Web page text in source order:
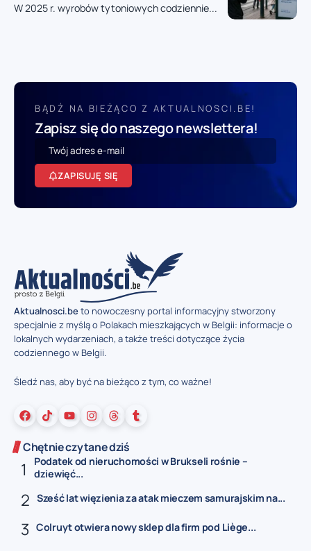
W 2025 r. wyrobów tytoniowych codziennie...
BĄDŹ NA BIEŻĄCO Z AKTUALNOSCI.BE!
Zapisz się do naszego newslettera!
ZAPISUJĘ SIĘ
Aktualnosci.beto nowoczesny portal informacyjny stworzony
specjalnie z myślą o Polakach mieszkających w Belgii: informacje o
lokalnych wydarzeniach, a także treści dotyczące życia
codziennego w Belgii.
Śledź nas, aby być na bieżąco z tym, co ważne!
Chętnie czytane dziś
Podatek od nieruchomości w Brukseli rośnie –
dziewięć...
Sześć lat więzienia za atak mieczem samurajskim na...
Colruyt otwiera nowy sklep dla firm pod Liège...